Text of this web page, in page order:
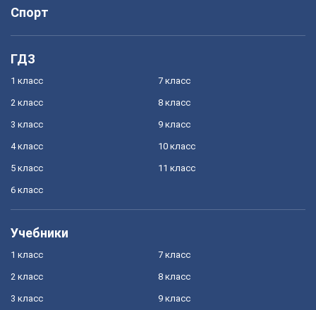
Спорт
ГДЗ
1 класс
2 класс
3 класс
4 класс
5 класс
6 класс
7 класс
8 класс
9 класс
10 класс
11 класс
Учебники
1 класс
2 класс
3 класс
7 класс
8 класс
9 класс